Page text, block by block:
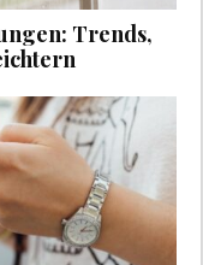
Trends,